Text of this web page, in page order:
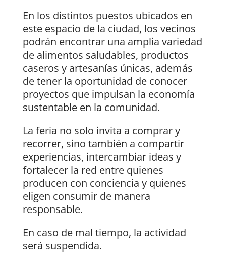
En los distintos puestos ubicados en
este espacio de la ciudad, los vecinos
podrán encontrar una amplia variedad
de alimentos saludables, productos
caseros y artesanías únicas, además
de tener la oportunidad de conocer
proyectos que impulsan la economía
sustentable en la comunidad.
La feria no solo invita a comprar y
recorrer, sino también a compartir
experiencias, intercambiar ideas y
fortalecer la red entre quienes
producen con conciencia y quienes
eligen consumir de manera
responsable.
En caso de mal tiempo, la actividad
será suspendida.